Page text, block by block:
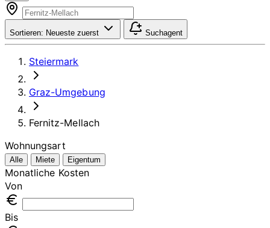
Sortieren: Neueste zuerst Suchagent
Steiermark
Graz-Umgebung
Fernitz-Mellach
Wohnungsart
Alle Miete Eigentum
Monatliche Kosten
Von
Bis